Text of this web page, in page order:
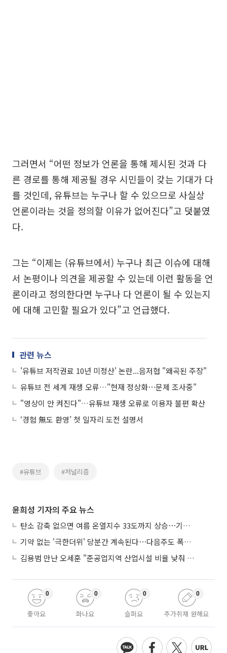
그러면서 “어떤 정보가 언론을 통해 제시된 것과 다
른 경로를 통해 제공될 경우 시민들이 갖는 기대가 다
를 것인데, 유튜브는 누구나 할 수 있으므로 사실상
언론이라는 것을 정의할 이유가 없어진다”고 덧붙였
다.
그는 “이제는 (유튜브에서) 누구나 최근 이슈에 대해
서 논평이나 의견을 제공할 수 있는데 이런 활동을 언
론이라고 정의한다면 누구나 다 언론이 될 수 있는지
에 대해 고민할 필요가 있다”고 언급했다.
관련 뉴스
'유튜브 저작권료 10년 미정산' 논란...음저협 "왜곡된 주장"
유튜브 전 세계 재생 오류…"현재 정상화⋯문제 조사중"
"영상이 안 켜진다"…유튜브 재생 오류로 이용자 불편 확산
‘경험 無도 환영’ 첫 일자리 도전 설명서
#유튜브 #저널리즘
윤희성 기자의 주요 뉴스
탄소 감축 없으면 여름 온열지수 33도까지 상승⋯기상청, 2100년 미래전망
기약 없는 '극한더위' 당분간 계속된다⋯다음주도 폭염·열대야 지속
김용범 만난 오세훈 "준공업지역 산업시설 비율 낮춰 공급 늘려야"
좋아요
0
화나요
0
슬퍼요
0
추가취재 원해요
0